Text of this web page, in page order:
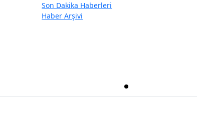
Son Dakika Haberleri
Haber Arşivi